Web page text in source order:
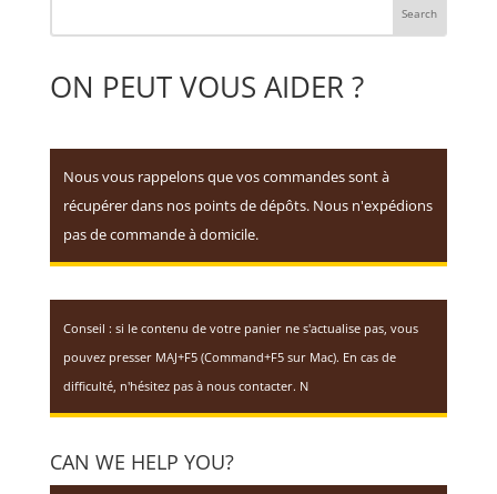
ON PEUT VOUS AIDER ?
Nous vous rappelons que vos commandes sont à
récupérer dans nos points de dépôts. Nous n'expédions
pas de commande à domicile.
Conseil : si le contenu de votre panier ne s'actualise pas, vous
pouvez presser MAJ+F5 (Command+F5 sur Mac). En cas de
difficulté, n'hésitez pas à nous contacter. N
CAN WE HELP YOU?